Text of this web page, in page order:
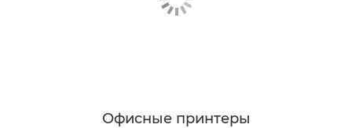
Офисные принтеры